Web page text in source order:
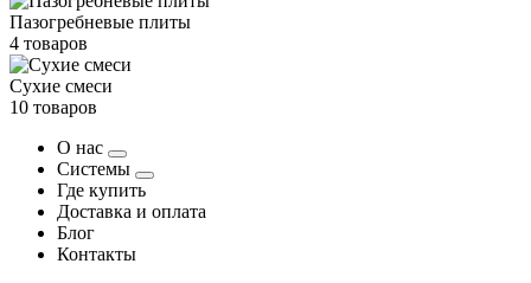
Пазогребневые плиты
4 товаров
Сухие смеси
10 товаров
О нас
Системы
Где купить
Доставка и оплата
Блог
Контакты